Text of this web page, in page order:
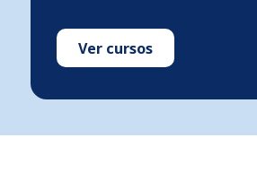
Ver cursos